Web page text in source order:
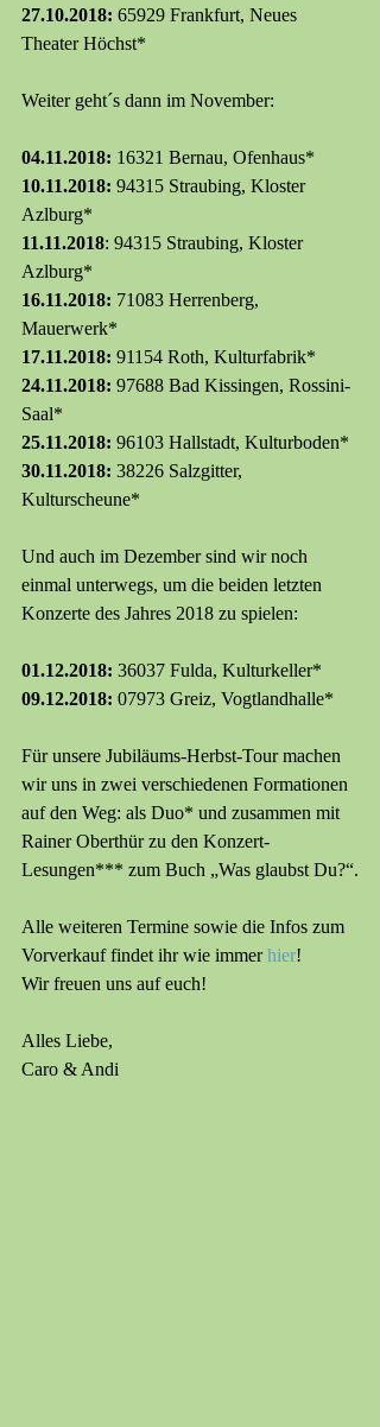
27.10.2018: 65929 Frankfurt, Neues
Theater Höchst*
Weiter geht´s dann im November:
04.11.2018: 16321 Bernau, Ofenhaus*
10.11.2018: 94315 Straubing, Kloster
Azlburg*
11.11.2018: 94315 Straubing, Kloster
Azlburg*
16.11.2018: 71083 Herrenberg,
Mauerwerk*
17.11.2018: 91154 Roth, Kulturfabrik*
24.11.2018: 97688 Bad Kissingen, Rossini-
Saal*
25.11.2018: 96103 Hallstadt, Kulturboden*
30.11.2018: 38226 Salzgitter,
Kulturscheune*
Und auch im Dezember sind wir noch
einmal unterwegs, um die beiden letzten
Konzerte des Jahres 2018 zu spielen:
01.12.2018: 36037 Fulda, Kulturkeller*
09.12.2018: 07973 Greiz, Vogtlandhalle*
Für unsere Jubiläums-Herbst-Tour machen
wir uns in zwei verschiedenen Formationen
auf den Weg: als Duo* und zusammen mit
Rainer Oberthür zu den Konzert-
Lesungen*** zum Buch „Was glaubst Du?“.
Alle weiteren Termine sowie die Infos zum
Vorverkauf findet ihr wie immer hier!
Wir freuen uns auf euch!
Alles Liebe,
Caro & Andi